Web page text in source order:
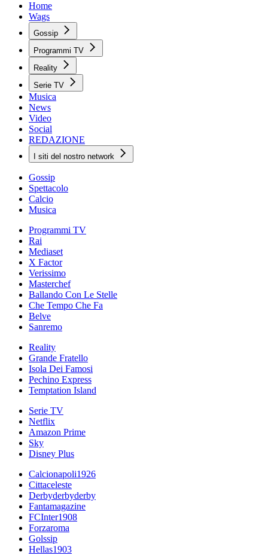
Home
Wags
Gossip
Programmi TV
Reality
Serie TV
Musica
News
Video
Social
REDAZIONE
I siti del nostro network
Gossip
Spettacolo
Calcio
Musica
Programmi TV
Rai
Mediaset
X Factor
Verissimo
Masterchef
Ballando Con Le Stelle
Che Tempo Che Fa
Belve
Sanremo
Reality
Grande Fratello
Isola Dei Famosi
Pechino Express
Temptation Island
Serie TV
Netflix
Amazon Prime
Sky
Disney Plus
Calcionapoli1926
Cittaceleste
Derbyderbyderby
Fantamagazine
FCInter1908
Forzaroma
Golssip
Hellas1903